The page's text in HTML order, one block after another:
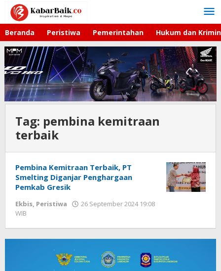
Lewati
konten
Beranda Peristiwa Pemerintahan Hukum dan
Tag: pembina kemitraan
terbaik
Pembina Kemitraan Terbaik, PT
Smelting Diganjar Penghargaan
Pemkab Gresik
Ekbis, Peristiwa
26 September 2024 19:08
WIB